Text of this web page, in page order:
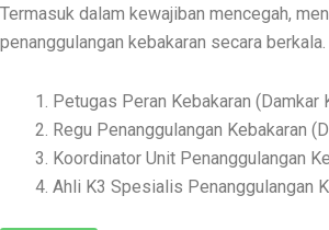
Termasuk dalam kewajiban mencegah,
penanggulangan kebakaran secara
Petugas Peran Kebakaran (Damkar
Regu Penanggulangan Kebakaran
Koordinator Unit Penanggulangan
Ahli K3 Spesialis Penanggulangan